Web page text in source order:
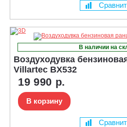
В наличии на
Воздуходувка
Villartec BX532
19 990 р.
В корзину